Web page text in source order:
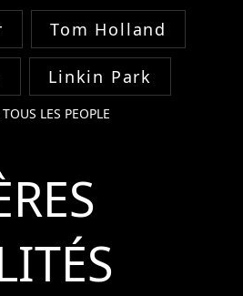
Tom Holland
Linkin Park
LES PEOPLE